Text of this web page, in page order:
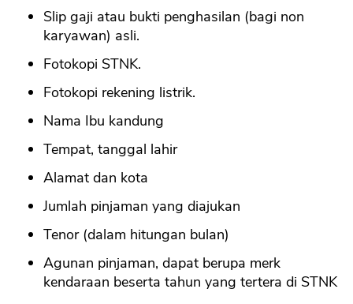
Slip gaji atau bukti penghasilan (bagi non
karyawan) asli.
Fotokopi STNK.
Fotokopi rekening listrik.
Nama Ibu kandung
Tempat, tanggal lahir
Alamat dan kota
Jumlah pinjaman yang diajukan
Tenor (dalam hitungan bulan)
Agunan pinjaman, dapat berupa merk
kendaraan beserta tahun yang tertera di STNK